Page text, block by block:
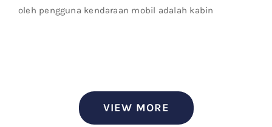
oleh pengguna kendaraan mobil adalah kabin
VIEW MORE